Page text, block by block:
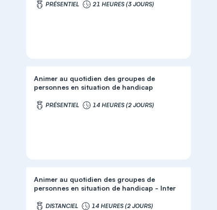
PRÉSENTIEL 21 HEURES (3 JOURS)
Animer au quotidien des groupes de
personnes en situation de handicap
PRÉSENTIEL 14 HEURES (2 JOURS)
Animer au quotidien des groupes de
personnes en situation de handicap - Inter
DISTANCIEL 14 HEURES (2 JOURS)